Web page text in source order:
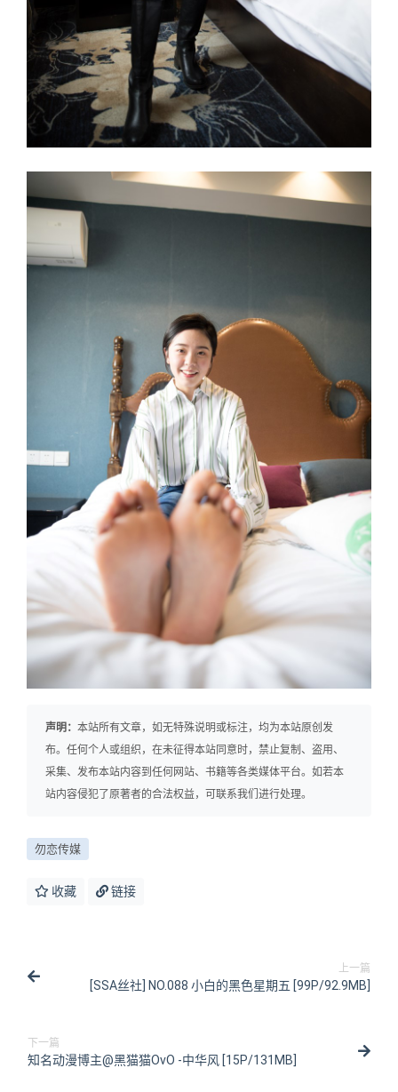
声明： 本站所有文章，如无特殊说明或标注，均为本站原创发
布。任何个人或组织，在未征得本站同意时，禁止复制、盗用、
采集、发布本站内容到任何网站、书籍等各类媒体平台。如若本
站内容侵犯了原著者的合法权益，可联系我们进行处理。
勿恋传媒
收藏 链接
上一篇
[SSA丝社] NO.088 小白的黑色星期五 [99P/92.9MB]
下一篇
知名动漫博主@黑猫猫OvO -中华风 [15P/131MB]